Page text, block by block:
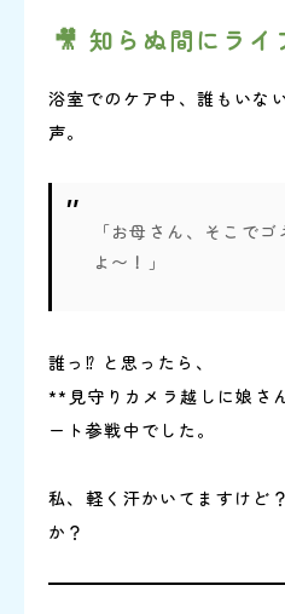
🎥 知らぬ間にライ
浴室でのケア中、誰もいな
声。
「お母さん、そこで
よ〜！」
誰っ⁉ と思ったら、
**見守りカメラ越しに娘さ
ート参戦中でした。
私、軽く汗かいてますけど
か？